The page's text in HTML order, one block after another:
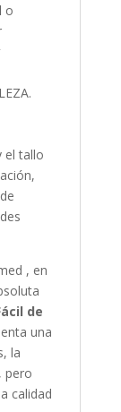
o
el tallo
, en
de
una
la
, pero
calidad